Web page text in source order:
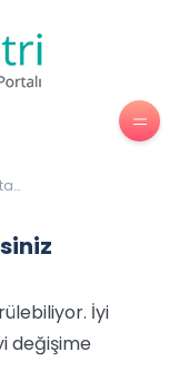
İyi
değişime